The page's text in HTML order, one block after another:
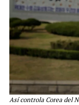
Así controla Corea del